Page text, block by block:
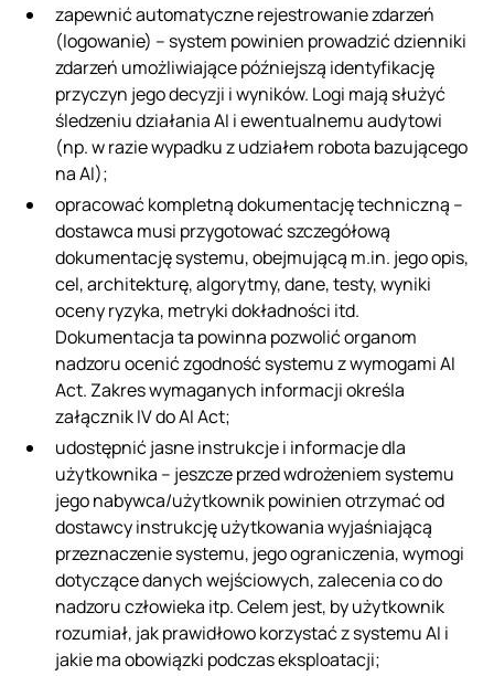
zapewnić automatyczne rejestrowanie zdarzeń
(logowanie) – system powinien prowadzić dzienniki
zdarzeń umożliwiające późniejszą identyfikację
przyczyn jego decyzji i wyników. Logi mają służyć
śledzeniu działania AI i ewentualnemu audytowi
(np. w razie wypadku z udziałem robota bazującego
na AI);
opracować kompletną dokumentację techniczną –
dostawca musi przygotować szczegółową
dokumentację systemu, obejmującą m.in. jego opis,
cel, architekturę, algorytmy, dane, testy, wyniki
oceny ryzyka, metryki dokładności itd.
Dokumentacja ta powinna pozwolić organom
nadzoru ocenić zgodność systemu z wymogami AI
Act. Zakres wymaganych informacji określa
załącznik IV do AI Act;
udostępnić jasne instrukcje i informacje dla
użytkownika – jeszcze przed wdrożeniem systemu
jego nabywca/użytkownik powinien otrzymać od
dostawcy instrukcję użytkowania wyjaśniającą
przeznaczenie systemu, jego ograniczenia, wymogi
dotyczące danych wejściowych, zalecenia co do
nadzoru człowieka itp. Celem jest, by użytkownik
rozumiał, jak prawidłowo korzystać z systemu AI i
jakie ma obowiązki podczas eksploatacji;